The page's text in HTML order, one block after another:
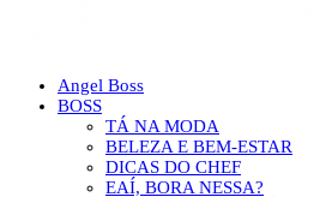
Angel Boss
BOSS
TÁ NA MODA
BELEZA E BEM-ESTAR
DICAS DO CHEF
EAÍ, BORA NESSA?